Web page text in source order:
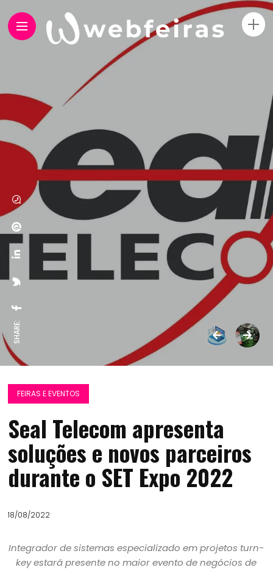
SHARE:
FEIRAS E EVENTOS
Seal Telecom apresenta
soluções e novos parceiros
durante o SET Expo 2022
18/08/2022
Integrador de sistemas especializado em projetos turn-
key estará presente no maior evento de negócios de